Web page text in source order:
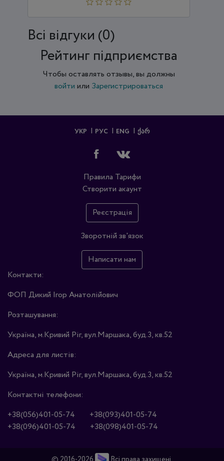
Всi відгуки (0)
Рейтинг підприємства
Чтобы оставлять отзывы, вы должны
войти или Зарегистрироваться
УКР РУС ENG ᲥᲐᲠ
Правила Тарифи
Створити акаунт
Реєстрація
Зворотній зв'язок
Написати нам
Контакти:
ФОП Дикий Ігор Анатолійович
Розташування:
Україна, м.Кривий Ріг, вул.Маршака, буд.3, кв.52
Адреса для листів:
Україна, м.Кривий Ріг, вул.Маршака, буд.3, кв.52
Контактні телефони:
+38(056)401-05-74
+38(093)401-05-74
+38(096)401-05-74
+38(098)401-05-74